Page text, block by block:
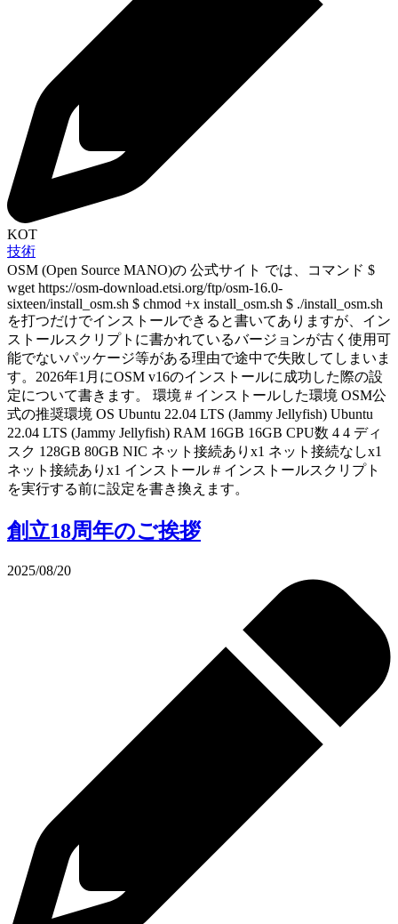
KOT
技術
OSM (Open Source MANO)の 公式サイト では、コマンド $
wget https://osm-download.etsi.org/ftp/osm-16.0-
sixteen/install_osm.sh $ chmod +x install_osm.sh $ ./install_osm.sh
を打つだけでインストールできると書いてありますが、イン
ストールスクリプトに書かれているバージョンが古く使用可
能でないパッケージ等がある理由で途中で失敗してしまいま
す。2026年1月にOSM v16のインストールに成功した際の設
定について書きます。 環境 # インストールした環境 OSM公
式の推奨環境 OS Ubuntu 22.04 LTS (Jammy Jellyfish) Ubuntu
22.04 LTS (Jammy Jellyfish) RAM 16GB 16GB CPU数 4 4 ディ
スク 128GB 80GB NIC ネット接続ありx1 ネット接続なしx1
ネット接続ありx1 インストール # インストールスクリプト
を実行する前に設定を書き換えます。
創立18周年のご挨拶
2025/08/20